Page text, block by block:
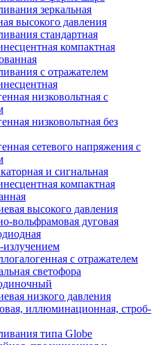
зеркальная
высокого давления
стандартная
компактная
с отражателем
низковольтная с
низковольтная без
сетевого напряжения с
и сигнальная
компактная
высокого давления
вольфрамовая дуговая
с отражателем
светофора
низкого давления
иллюминационная, строб-
типа Globe